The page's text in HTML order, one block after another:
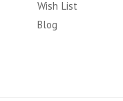
Wish List
Blog